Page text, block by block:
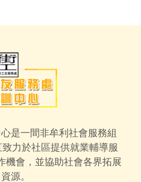
是一間非牟利社會服務組
力於社區提供就業輔導服
機會，並協助社會各界拓展
源。